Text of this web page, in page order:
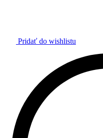
Pridať do wishlistu